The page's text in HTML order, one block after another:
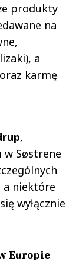
produkty
na
a
karmę
,
Søstrene
a niektóre
wyłącznie
Europie